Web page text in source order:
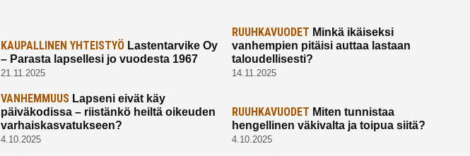
KAUPALLINEN YHTEISTYÖLastentarvike Oy
– Parasta lapsellesi jo vuodesta 1967
21.11.2025
RUUHKAVUODET Minkä ikäiseksi
vanhempien pitäisi auttaa lastaan
taloudellisesti?
14.11.2025
VANHEMMUUSLapseni eivät käy
päiväkodissa – riistänkö heiltä oikeuden
varhaiskasvatukseen?
4.10.2025
RUUHKAVUODET Miten tunnistaa
hengellinen väkivalta ja toipua siitä?
4.10.2025